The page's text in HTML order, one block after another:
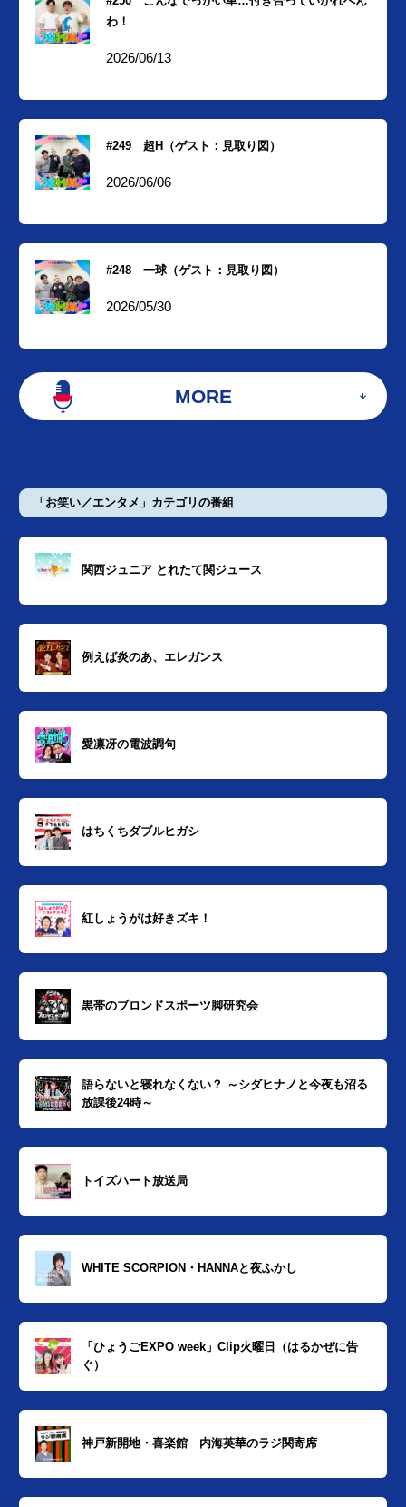
わ！
2026/06/13
#249 超H（ゲスト：見取り図）
2026/06/06
#248 一球（ゲスト：見取り図）
2026/05/30
MORE
「お笑い／エンタメ」カテゴリの番組
関西ジュニア とれたて関ジュース
例えば炎のあ、エレガンス
愛凛冴の電波調句
はちくちダブルヒガシ
紅しょうがは好きズキ！
黒帯のブロンドスポーツ脚研究会
語らないと寝れなくない？ ～シダヒナノと今夜も沼る
放課後24時～
トイズハート放送局
WHITE SCORPION・HANNAと夜ふかし
「ひょうごEXPO week」Clip火曜日（はるかぜに告
ぐ）
神戸新開地・喜楽館 内海英華のラジ関寄席